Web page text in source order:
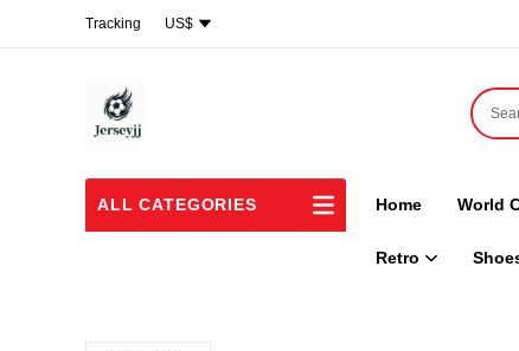
US$
Tracking
ALL CATEGORIES Home World
Retro